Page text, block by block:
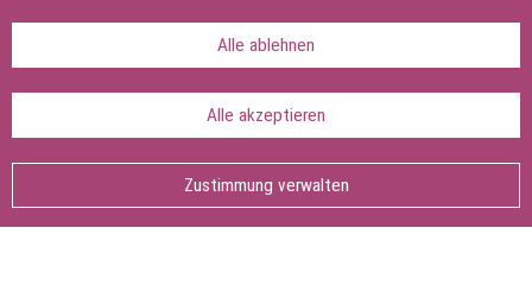
Erfahrungsaustausch
Bildmotiv Seitenanfang: © Mathias Kolta, Mosaik Management GmbH
Alle ablehnen
Alle akzeptieren
Zustimmung verwalten